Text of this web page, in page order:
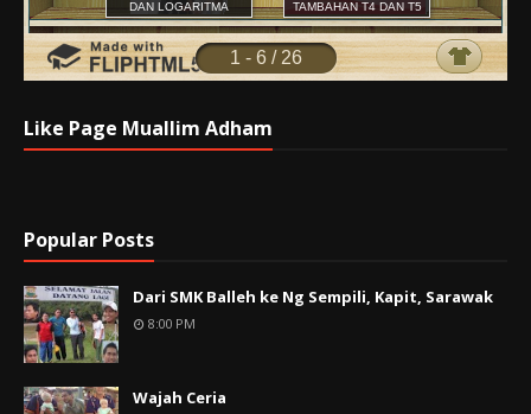
Like Page Muallim Adham
Popular Posts
Dari SMK Balleh ke Ng Sempili, Kapit, Sarawak
8:00 PM
Wajah Ceria